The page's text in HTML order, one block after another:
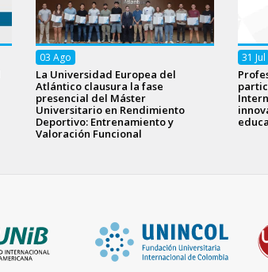
03 Ago
La Universidad Europea del
Atlántico clausura la fase
presencial del Máster
Universitario en Rendimiento
Deportivo: Entrenamiento y
Valoración Funcional
31 Jul